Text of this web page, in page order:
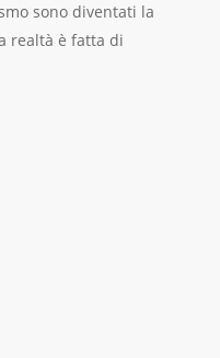
sono diventati la
realtà è fatta di